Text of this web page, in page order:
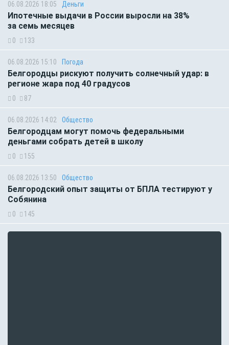
06.08.2026 18:05 Деньги
Ипотечные выдачи в России выросли на 38%
за семь месяцев
0 133
06.08.2026 15:10 Погода
Белгородцы рискуют получить солнечный удар: в
регионе жара под 40 градусов
0 87
06.08.2026 14:02 Общество
Белгородцам могут помочь федеральными
деньгами собрать детей в школу
0 155
06.08.2026 13:50 Общество
Белгородский опыт защиты от БПЛА тестируют у
Собянина
0 145